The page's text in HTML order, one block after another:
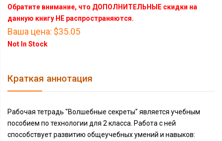
Обратите внимание, что ДОПОЛНИТЕЛЬНЫЕ скидки на
данную книгу НЕ распространяются.
Ваша цена: $35.05
Not In Stock
Краткая аннотация
Рабочая тетрадь "Волшебные секреты" является учебным
пособием по технологии для 2 класса. Работа с ней
способствует развитию общеучебных умений и навыков: